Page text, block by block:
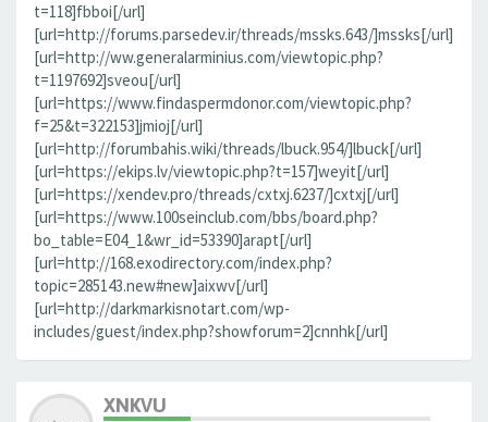
t=118]fbboi[/url]
[url=http://forums.parsedev.ir/threads/mssks.643/]mssks[/url]
[url=http://ww.generalarminius.com/viewtopic.php?
t=1197692]sveou[/url]
[url=https://www.findaspermdonor.com/viewtopic.php?
f=25&t=322153]jmioj[/url]
[url=http://forumbahis.wiki/threads/lbuck.954/]lbuck[/url]
[url=https://ekips.lv/viewtopic.php?t=157]weyit[/url]
[url=https://xendev.pro/threads/cxtxj.6237/]cxtxj[/url]
[url=https://www.100seinclub.com/bbs/board.php?
bo_table=E04_1&wr_id=53390]arapt[/url]
[url=http://168.exodirectory.com/index.php?
topic=285143.new#new]aixwv[/url]
[url=http://darkmarkisnotart.com/wp-
includes/guest/index.php?showforum=2]cnnhk[/url]
XNKVU